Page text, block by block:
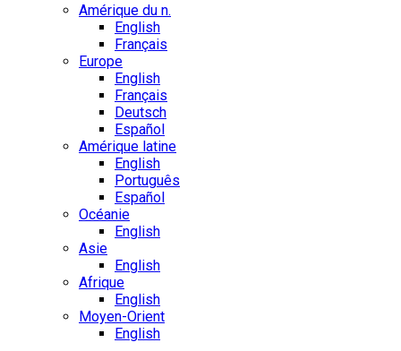
Amérique du n.
English
Français
Europe
English
Français
Deutsch
Español
Amérique latine
English
Português
Español
Océanie
English
Asie
English
Afrique
English
Moyen-Orient
English